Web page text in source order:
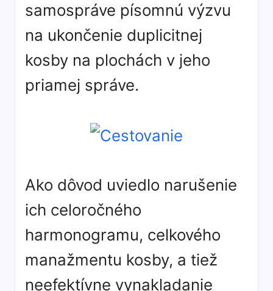
samospráve písomnú výzvu
na ukončenie duplicitnej
kosby na plochách v jeho
priamej správe.
Ako dôvod uviedlo narušenie
ich celoročného
harmonogramu, celkového
manažmentu kosby, a tiež
neefektívne vynakladanie